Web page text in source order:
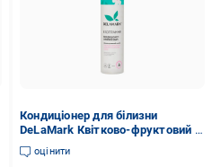
Кондиціонер для білизни
DeLaMark Квітково-фруктовий з
нотами амбри 750 мл
(4820152330598)
оцінити